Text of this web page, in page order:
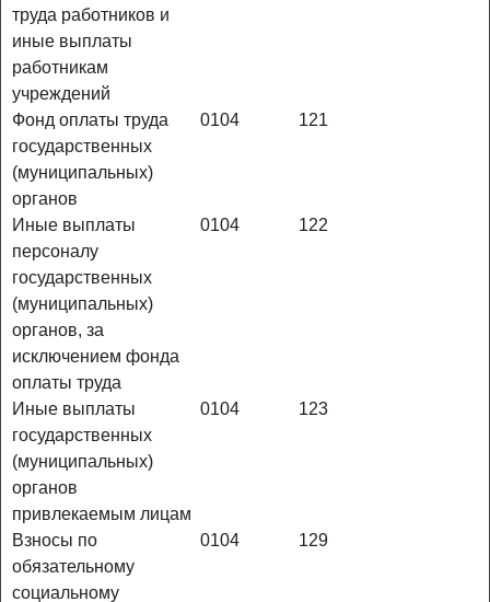
труда работников и
иные выплаты
работникам
учреждений
Фонд оплаты труда
государственных
(муниципальных)
органов
0104 121
Иные выплаты
персоналу
государственных
(муниципальных)
органов, за
исключением фонда
оплаты труда
0104 122
Иные выплаты
государственных
(муниципальных)
органов
привлекаемым лицам
0104 123
Взносы по
обязательному
социальному
0104 129